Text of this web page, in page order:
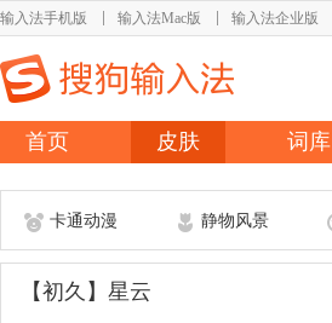
输入法手机版 输入法Mac版 输入法企业版
首页 皮肤 词库
卡通动漫 静物风景
【初久】星云